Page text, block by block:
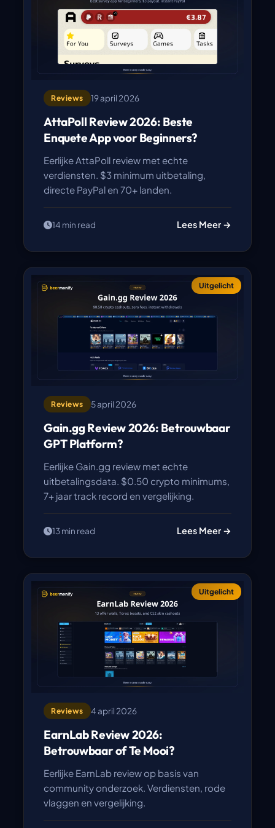
Reviews 19 april 2026
AttaPoll Review 2026: Beste
Enquete App voor Beginners?
Eerlijke AttaPoll review met echte
verdiensten. $3 minimum uitbetaling,
directe PayPal en 70+ landen.
14 min read Lees Meer →
Uitgelicht
Reviews 5 april 2026
Gain.gg Review 2026: Betrouwbaar
GPT Platform?
Eerlijke Gain.gg review met echte
uitbetalingsdata. $0.50 crypto minimums,
7+ jaar track record en vergelijking.
13 min read Lees Meer →
Uitgelicht
Reviews 4 april 2026
EarnLab Review 2026:
Betrouwbaar of Te Mooi?
Eerlijke EarnLab review op basis van
community onderzoek. Verdiensten, rode
vlaggen en vergelijking.